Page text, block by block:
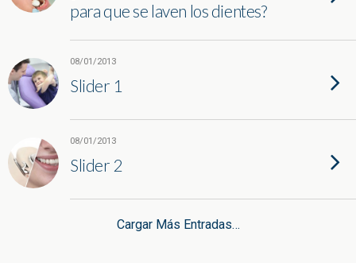
para que se laven los dientes?
08/01/2013
Slider 1
08/01/2013
Slider 2
Cargar Más Entradas…